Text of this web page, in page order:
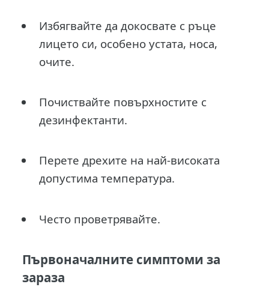
Избягвайте да докосвате с ръце
лицето си, особено устата, носа,
очите.
Почиствайте повърхностите с
дезинфектанти.
Перете дрехите на най-високата
допустима температура.
Често проветрявайте.
Първоначалните симптоми за
зараза